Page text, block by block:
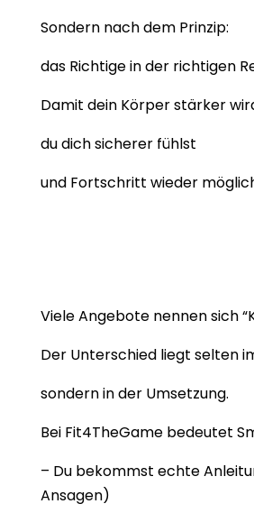
Sondern nach dem Prinzip:
das Richtige in der richtigen
Damit dein Körper stärker
du dich sicherer fühlst
und Fortschritt wieder
Viele Angebote nennen sich
Der Unterschied liegt selten
sondern in der Umsetzung.
Bei Fit4TheGame bedeutet
– Du bekommst echte
Ansagen)